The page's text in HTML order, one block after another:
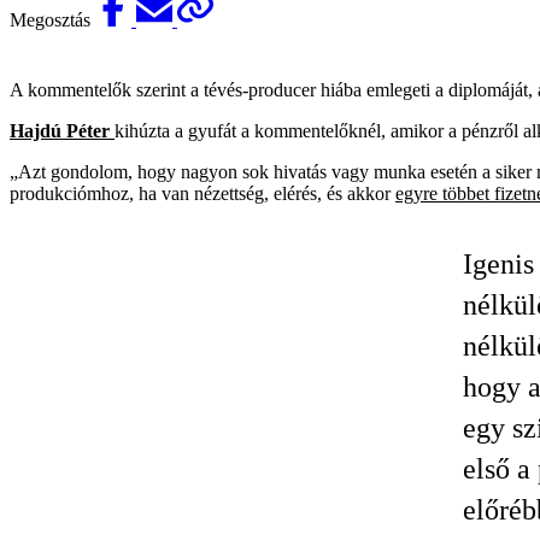
Megosztás
A kommentelők szerint a tévés-producer hiába emlegeti a
Hajdú Péter kihúzta a gyufát a kommentelőknél, amikor a pénzről
„Azt gondolom, hogy nagyon sok hivatás vagy munka esetén a
produkciómhoz, ha van nézettség, elérés, és akkoregyre többet
hogy
egy
első a